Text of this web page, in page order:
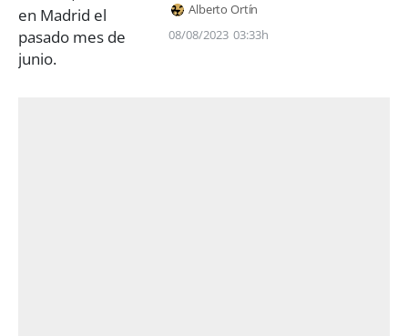
Alberto Ortín
08/08/2023 03:33h